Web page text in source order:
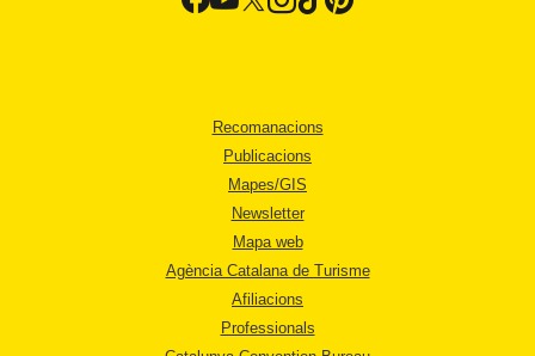
Recomanacions
Publicacions
Mapes/GIS
Newsletter
Mapa web
Agència Catalana de Turisme
Afiliacions
Professionals